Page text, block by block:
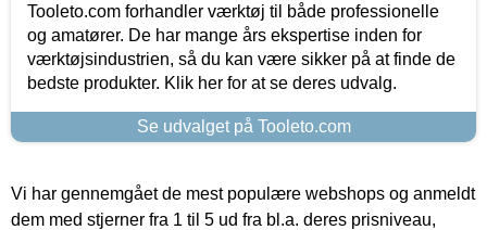
Tooleto.com forhandler værktøj til både professionelle
og amatører. De har mange års ekspertise inden for
værktøjsindustrien, så du kan være sikker på at finde de
bedste produkter. Klik her for at se deres udvalg.
Se udvalget på Tooleto.com
Vi har gennemgået de mest populære webshops og anmeldt
dem med stjerner fra 1 til 5 ud fra bl.a. deres prisniveau,